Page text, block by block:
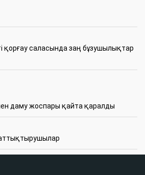
қорғау саласында заң бұзушылықтар
даму жоспары қайта қаралды